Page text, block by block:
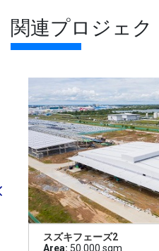
関連プロジェク
スズキフェーズ2
Area: 50.000 sqm